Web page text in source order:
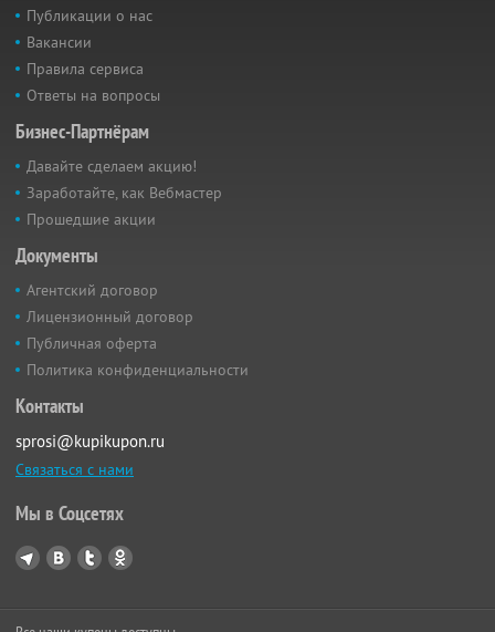
Публикации о нас
Вакансии
Правила сервиса
Ответы на вопросы
Бизнес-Партнёрам
Давайте сделаем акцию!
Заработайте, как Вебмастер
Прошедшие акции
Документы
Агентский договор
Лицензионный договор
Публичная оферта
Политика конфиденциальности
Контакты
sprosi@kupikupon.ru
Связаться с нами
Мы в Соцсетях